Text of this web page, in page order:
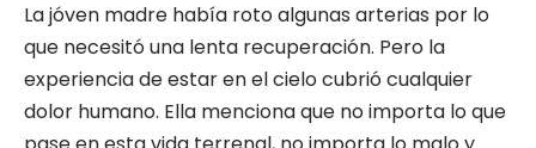
La jóven madre había roto algunas arterias por lo
que necesitó una lenta recuperación. Pero la
experiencia de estar en el cielo cubrió cualquier
dolor humano. Ella menciona que no importa lo que